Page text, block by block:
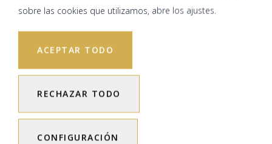
sobre las cookies que utilizamos, abre los ajustes.
ACEPTAR TODO
RECHAZAR TODO
CONFIGURACIÓN